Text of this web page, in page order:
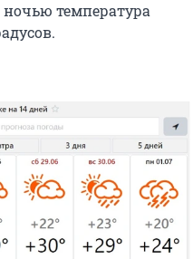
ночью температура